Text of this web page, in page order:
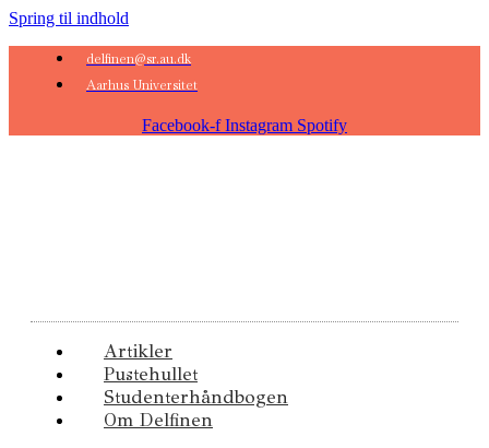
Spring til indhold
delfinen@sr.au.dk
Aarhus Universitet
Facebook-f Instagram Spotify
Artikler
Pustehullet
Studenterhåndbogen
Om Delfinen